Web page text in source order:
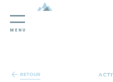
Panneau de gestion des cookies
MENU
RETOUR